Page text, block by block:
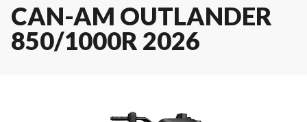
CAN-AM OUTLANDER
850/1000R 2026